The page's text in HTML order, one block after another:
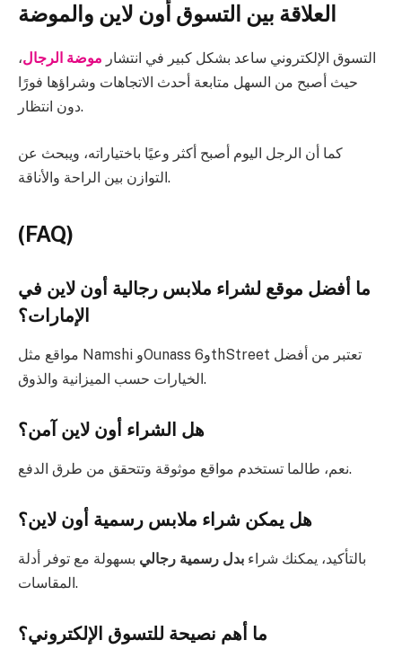
العلاقة بين التسوق أون لاين والموضة
التسوق الإلكتروني ساعد بشكل كبير في انتشار موضة الرجال،
حيث أصبح من السهل متابعة أحدث الاتجاهات وشراؤها فورًا
دون انتظار.
كما أن الرجل اليوم أصبح أكثر وعيًا باختياراته، ويبحث عن
التوازن بين الراحة والأناقة.
(FAQ)
ما أفضل موقع لشراء ملابس رجالية أون لاين في
الإمارات؟
مواقع مثل Namshi وOunass و6thStreet تعتبر من أفضل
الخيارات حسب الميزانية والذوق.
هل الشراء أون لاين آمن؟
نعم، طالما تستخدم مواقع موثوقة وتتحقق من طرق الدفع.
هل يمكن شراء ملابس رسمية أون لاين؟
بالتأكيد، يمكنك شراء بدل رسمية رجالي بسهولة مع توفر أدلة
المقاسات.
ما أهم نصيحة للتسوق الإلكتروني؟